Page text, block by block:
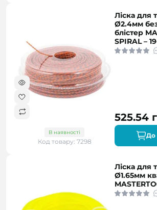
В наявності
Код товару: 7298
Ліска для
Ø2.4мм
блістер
SPIRAL –
525.54
До
Ліска для
Ø1.65мм